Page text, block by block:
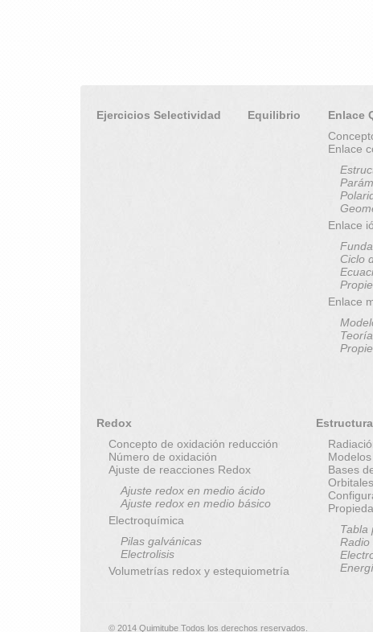
Ejercicios Selectividad Equilibrio
Enlace
Enlace
Enlace
Ciclo
Enlace
Redox
Concepto de oxidación reducción
Número de oxidación
Ajuste de reacciones Redox
Ajuste redox en medio ácido
Ajuste redox en medio básico
Electroquímica
Pilas galvánicas
Electrolisis
Volumetrías redox y estequiometría
Bases
Tabla
Radio
© 2014 Quimitube Todos los derechos reservados.